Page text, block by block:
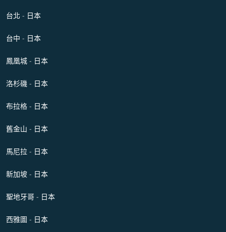
台北 - 日本
台中 - 日本
鳳凰城 - 日本
洛杉磯 - 日本
布拉格 - 日本
舊金山 - 日本
馬尼拉 - 日本
新加坡 - 日本
聖地牙哥 - 日本
西雅圖 - 日本